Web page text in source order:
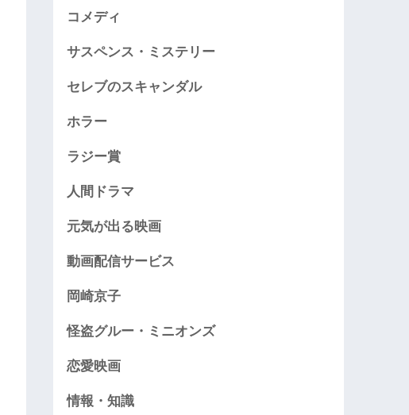
コメディ
サスペンス・ミステリー
セレブのスキャンダル
ホラー
ラジー賞
人間ドラマ
元気が出る映画
動画配信サービス
岡崎京子
怪盗グルー・ミニオンズ
恋愛映画
情報・知識